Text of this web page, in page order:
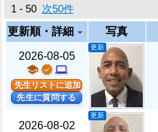
1 - 50 次50件
更新順・詳細 arrow_drop_down 写真
2026-08-05
school verified computer
先生リストに追加
先生に質問する
更新
2026-08-02
更新